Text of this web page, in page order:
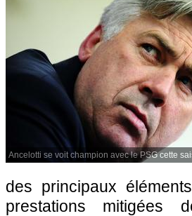
Ancelotti se voit champion avec le PSG cette
des principaux
prestations mitigées